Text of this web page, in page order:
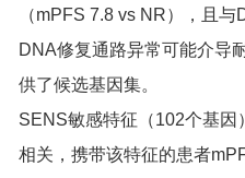
（mPFS 7.8 vs NR），且
DNA修复通路异常可能介导
供了候选基因集。
SENS敏感特征（102个基
相关，携带该特征的患者